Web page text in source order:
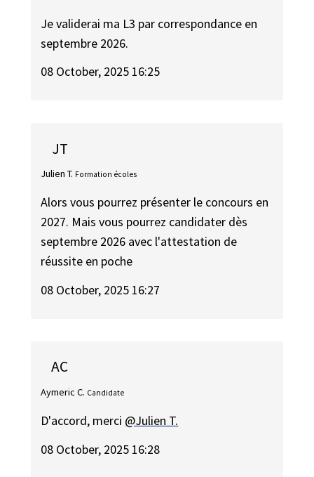
Je validerai ma L3 par correspondance en
septembre 2026.
08 October, 2025 16:25
JT
Julien T. Formation écoles
Alors vous pourrez présenter le concours en
2027. Mais vous pourrez candidater dès
septembre 2026 avec l'attestation de
réussite en poche
08 October, 2025 16:27
AC
Aymeric C. Candidate
D'accord, merci @Julien T.
08 October, 2025 16:28